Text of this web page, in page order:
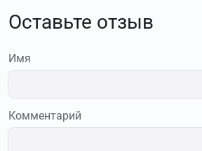
Оставьте отзыв
Имя
Комментарий